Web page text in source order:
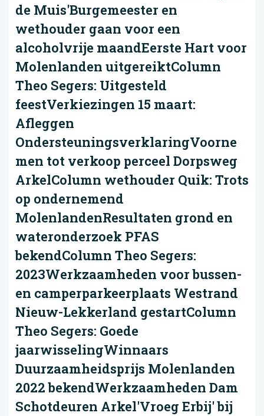
de Muis'Burgemeester en
wethouder gaan voor een
alcoholvrije maandEerste Hart voor
Molenlanden uitgereiktColumn
Theo Segers: Uitgesteld
feestVerkiezingen 15 maart:
Afleggen
OndersteuningsverklaringVoorne
men tot verkoop perceel Dorpsweg
ArkelColumn wethouder Quik: Trots
op ondernemend
MolenlandenResultaten grond en
wateronderzoek PFAS
bekendColumn Theo Segers:
2023Werkzaamheden voor bussen-
en camperparkeerplaats Westrand
Nieuw-Lekkerland gestartColumn
Theo Segers: Goede
jaarwisselingWinnaars
Duurzaamheidsprijs Molenlanden
2022 bekendWerkzaamheden Dam
Schotdeuren Arkel'Vroeg Erbij' bij